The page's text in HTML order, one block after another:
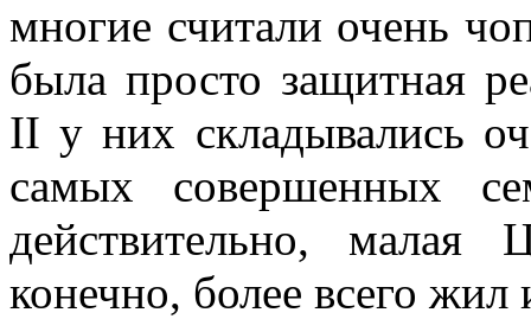
многие считали очень
была просто защитная
II у них складывались
самых совершенных
действительно,
конечно, более всего